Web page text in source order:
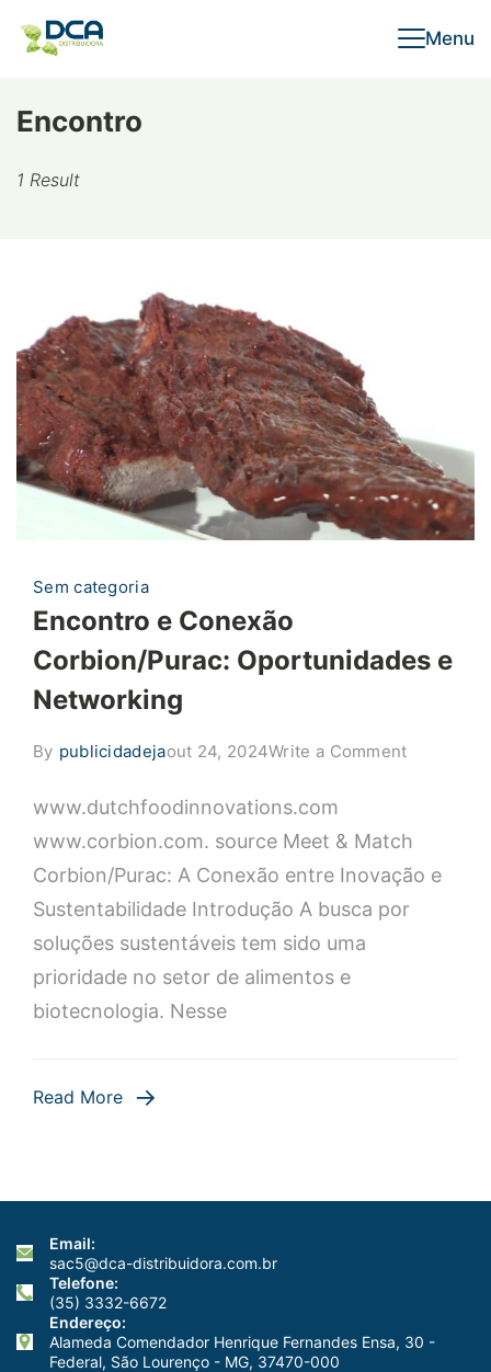
Menu
Encontro
1 Result
Sem categoria
Encontro e Conexão
Corbion/Purac: Oportunidades e
Networking
By publicidadejaout 24, 2024Write a Commenton
Conexão
Corbion/
www.dutchfoodinnovations.com
www.corbion.com. source Meet & Match
Corbion/Purac: A Conexão entre Inovação e
Sustentabilidade Introdução A busca por
soluções sustentáveis tem sido uma
prioridade no setor de alimentos e
biotecnologia. Nesse
Read More
Email:
sac5@dca-distribuidora.com.br
Telefone:
(35) 3332-6672
Endereço:
Alameda Comendador Henrique Fernandes Ensa, 30 -
Federal, São Lourenço - MG, 37470-000